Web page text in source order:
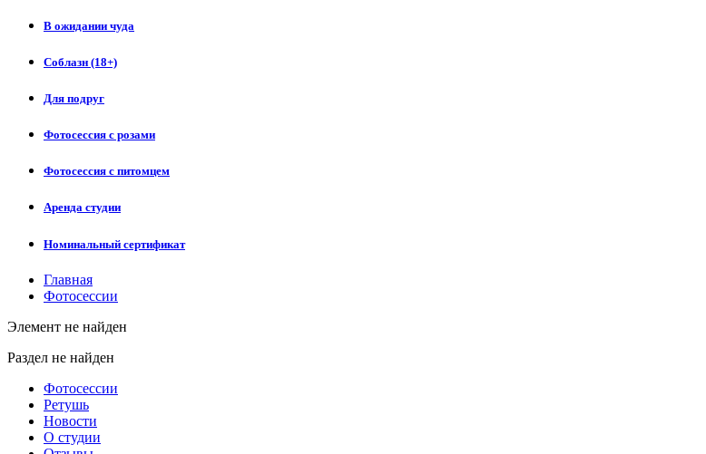
В ожидании чуда
Соблазн (18+)
Для подруг
Фотосессия с розами
Фотосессия с питомцем
Аренда студии
Номинальный сертификат
Главная
Фотосессии
Элемент не найден
Раздел не найден
Фотосессии
Ретушь
Новости
О студии